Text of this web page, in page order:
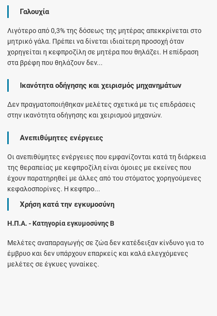
Γαλουχία
Λιγότερο από 0,3% της δόσεως της μητέρας απεκκρίνεται στο
μητρικό γάλα. Πρέπει να δίνεται ιδιαίτερη προσοχή όταν
χορηγείται η κεφπροζίλη σε μητέρα που θηλάζει. Η επίδραση
στα βρέφη που θηλάζουν δεν...
Ικανότητα οδήγησης και χειρισμός μηχανημάτων
Δεν πραγματοποιήθηκαν μελέτες σχετικά με τις επιδράσεις
στην ικανότητα οδήγησης και χειρισμού μηχανών.
Ανεπιθύμητες ενέργειες
Οι ανεπιθύμητες ενέργειες που εμφανίζονται κατά τη διάρκεια
της θεραπείας με κεφπροζίλη είναι όμοιες με εκείνες που
έχουν παρατηρηθεί με άλλες από του στόματος χορηγούμενες
κεφαλοσπορίνες. Η κεφπρο...
Χρήση κατά την εγκυμοσύνη
Η.Π.Α. - Κατηγορία εγκυμοσύνης B
Μελέτες αναπαραγωγής σε ζώα δεν κατέδειξαν κίνδυνο για το
έμβρυο και δεν υπάρχουν επαρκείς και καλά ελεγχόμενες
μελέτες σε έγκυες γυναίκες.